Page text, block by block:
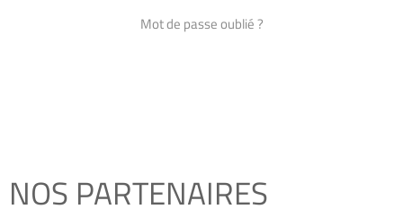
Mot de passe oublié ?
NOS PARTENAIRES